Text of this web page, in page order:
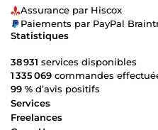
Assurance par Hiscox
Paiements par PayPal
Statistiques
38 931 services disponibles
1 335 069 commandes
99 % d’avis positifs
Services
Freelances